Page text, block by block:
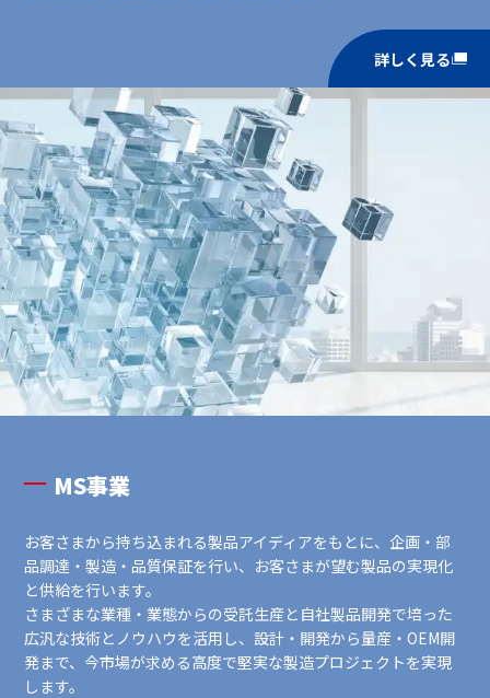
詳しく見る
MS事業
お客さまから持ち込まれる製品アイディアをもとに、企画‧部
品調達‧製造‧品質保証を⾏い、お客さまが望む製品の実現化
と供給を⾏います。
さまざまな業種‧業態からの受託⽣産と⾃社製品開発で培った
広汎な技術とノウハウを活⽤し、設計‧開発から量産‧OEM開
発まで、今市場が求める⾼度で堅実な製造プロジェクトを実現
します。